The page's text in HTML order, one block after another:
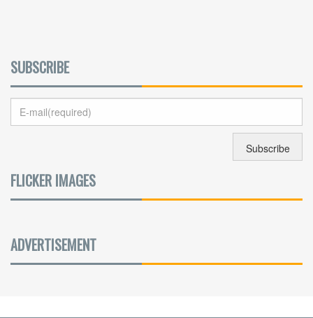
SUBSCRIBE
FLICKER IMAGES
ADVERTISEMENT